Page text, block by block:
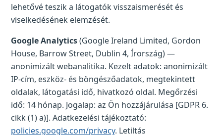
lehetővé teszik a látogatók visszaismerését és
viselkedésének elemzését.
Google Analytics(Google Ireland Limited, Gordon
House, Barrow Street, Dublin 4, Írország) —
anonimizált webanalitika. Kezelt adatok: anonimizált
IP-cím, eszköz- és böngészőadatok, megtekintett
oldalak, látogatási idő, hivatkozó oldal. Megőrzési
idő: 14 hónap. Jogalap: az Ön hozzájárulása [GDPR 6.
cikk (1) a)]. Adatkezelési tájékoztató:
policies.google.com/privacy. Letiltás